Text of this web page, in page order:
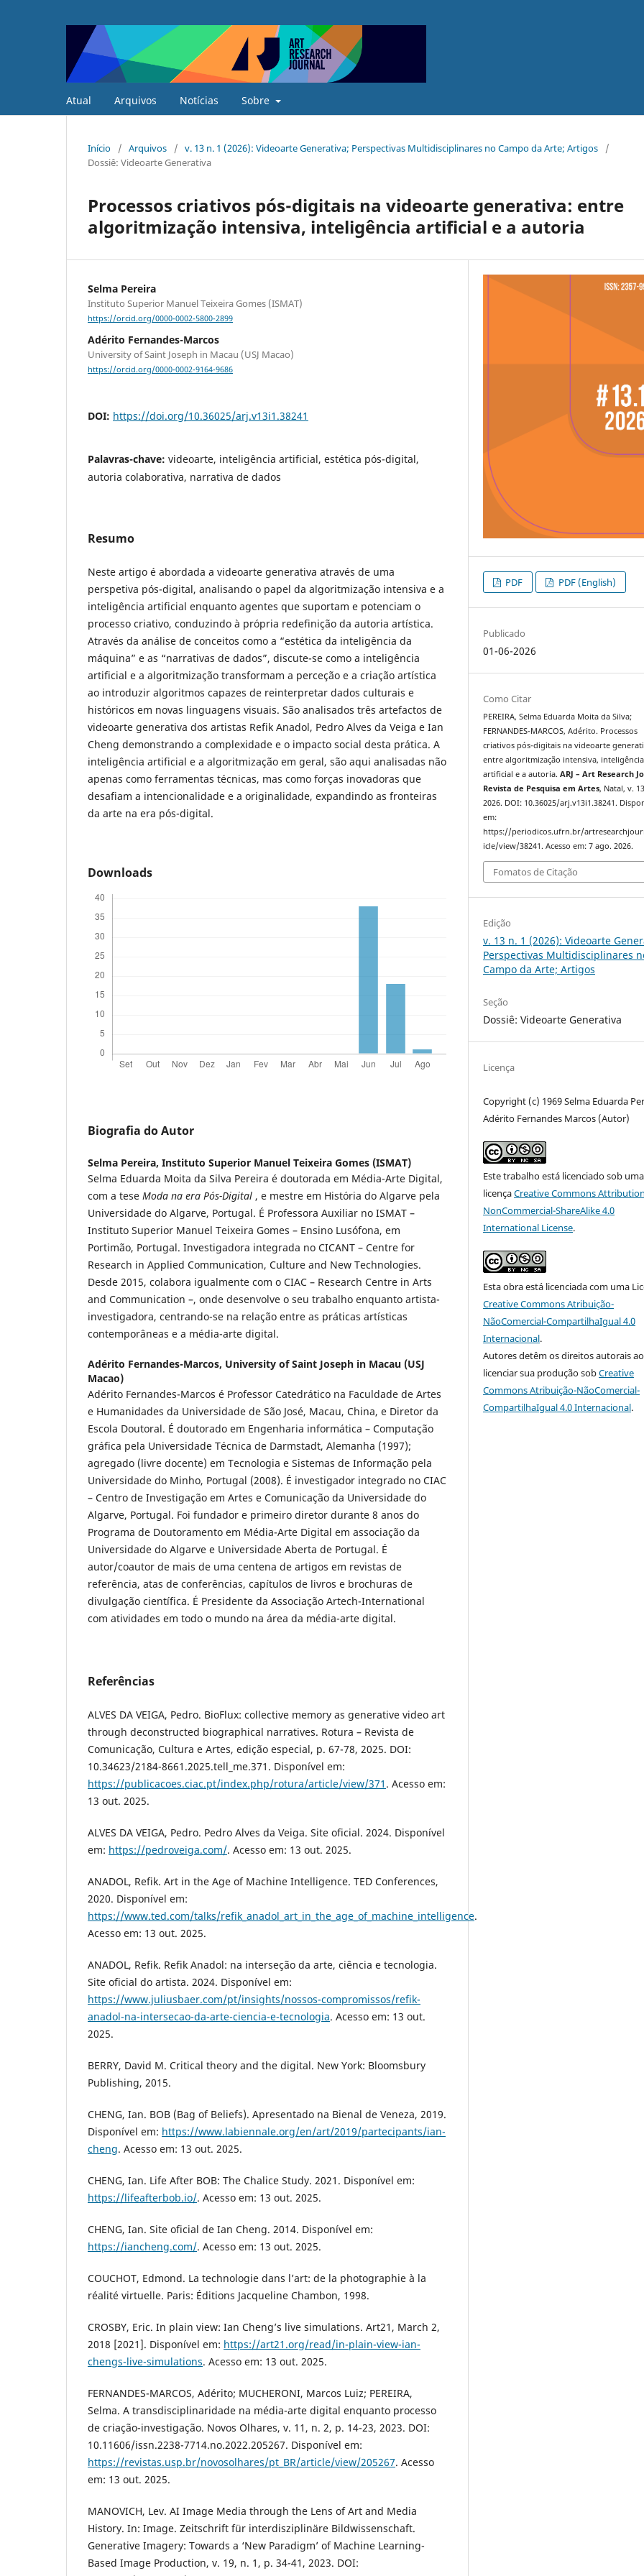
Atual Arquivos Notícias Sobre
Início / Arquivos / v. 13 n. 1 (2026): Videoarte Generativa; Perspectivas Multidisciplinares no Campo da Arte; Artigos
/
Dossiê: Videoarte Generativa
Processos criativos pós-digitais na videoarte generativa: entre
algoritmização intensiva, inteligência artificial e a autoria
Selma Pereira
Instituto Superior Manuel Teixeira Gomes (ISMAT)
https://orcid.org/0000-0002-5800-2899
Adérito Fernandes-Marcos
University of Saint Joseph in Macau (USJ Macao)
https://orcid.org/0000-0002-9164-9686
DOI: https://doi.org/10.36025/arj.v13i1.38241
Palavras-chave: videoarte, inteligência artificial, estética pós-digital,
autoria colaborativa, narrativa de dados
Resumo
Neste artigo é abordada a videoarte generativa através de uma
perspetiva pós-digital, analisando o papel da algoritmização intensiva e a
inteligência artificial enquanto agentes que suportam e potenciam o
processo criativo, conduzindo à própria redefinição da autoria artística.
Através da análise de conceitos como a “estética da inteligência da
máquina” e as “narrativas de dados”, discute-se como a inteligência
artificial e a algoritmização transformam a perceção e a criação artística
ao introduzir algoritmos capazes de reinterpretar dados culturais e
históricos em novas linguagens visuais. São analisados três artefactos de
videoarte generativa dos artistas Refik Anadol, Pedro Alves da Veiga e Ian
Cheng demonstrando a complexidade e o impacto social desta prática. A
inteligência artificial e a algoritmização em geral, são aqui analisadas não
apenas como ferramentas técnicas, mas como forças inovadoras que
desafiam a intencionalidade e a originalidade, expandindo as fronteiras
da arte na era pós-digital.
Downloads
Biografia do Autor
Selma Pereira, Instituto Superior Manuel Teixeira Gomes (ISMAT)
Selma Eduarda Moita da Silva Pereira é doutorada em Média-Arte Digital,
com a tese Moda na era Pós-Digital , e mestre em História do Algarve pela
Universidade do Algarve, Portugal. É Professora Auxiliar no ISMAT –
Instituto Superior Manuel Teixeira Gomes – Ensino Lusófona, em
Portimão, Portugal. Investigadora integrada no CICANT – Centre for
Research in Applied Communication, Culture and New Technologies.
Desde 2015, colabora igualmente com o CIAC – Research Centre in Arts
and Communication –, onde desenvolve o seu trabalho enquanto artista-
investigadora, centrando-se na relação entre as práticas artísticas
contemporâneas e a média-arte digital.
Adérito Fernandes-Marcos, University of Saint Joseph in Macau (USJ
Macao)
Adérito Fernandes-Marcos é Professor Catedrático na Faculdade de Artes
e Humanidades da Universidade de São José, Macau, China, e Diretor da
Escola Doutoral. É doutorado em Engenharia informática – Computação
gráfica pela Universidade Técnica de Darmstadt, Alemanha (1997);
agregado (livre docente) em Tecnologia e Sistemas de Informação pela
Universidade do Minho, Portugal (2008). É investigador integrado no CIAC
– Centro de Investigação em Artes e Comunicação da Universidade do
Algarve, Portugal. Foi fundador e primeiro diretor durante 8 anos do
Programa de Doutoramento em Média-Arte Digital em associação da
Universidade do Algarve e Universidade Aberta de Portugal. É
autor/coautor de mais de uma centena de artigos em revistas de
referência, atas de conferências, capítulos de livros e brochuras de
divulgação científica. É Presidente da Associação Artech-International
com atividades em todo o mundo na área da média-arte digital.
Referências
ALVES DA VEIGA, Pedro. BioFlux: collective memory as generative video art
through deconstructed biographical narratives. Rotura – Revista de
Comunicação, Cultura e Artes, edição especial, p. 67-78, 2025. DOI:
10.34623/2184-8661.2025.tell_me.371. Disponível em:
https://publicacoes.ciac.pt/index.php/rotura/article/view/371 . Acesso em:
13 out. 2025.
ALVES DA VEIGA, Pedro. Pedro Alves da Veiga. Site oficial. 2024. Disponível
em: https://pedroveiga.com/. Acesso em: 13 out. 2025.
ANADOL, Refik. Art in the Age of Machine Intelligence. TED Conferences,
2020. Disponível em:
https://www.ted.com/talks/refik_anadol_art_in_the_age_of_machine_intelligence.
Acesso em: 13 out. 2025.
ANADOL, Refik. Refik Anadol: na interseção da arte, ciência e tecnologia.
Site oficial do artista. 2024. Disponível em:
https://www.juliusbaer.com/pt/insights/nossos-compromissos/refik-
anadol-na-intersecao-da-arte-ciencia-e-tecnologia. Acesso em: 13 out.
2025.
BERRY, David M. Critical theory and the digital. New York: Bloomsbury
Publishing, 2015.
CHENG, Ian. BOB (Bag of Beliefs). Apresentado na Bienal de Veneza, 2019.
Disponível em: https://www.labiennale.org/en/art/2019/partecipants/ian-
cheng. Acesso em: 13 out. 2025.
CHENG, Ian. Life After BOB: The Chalice Study. 2021. Disponível em:
https://lifeafterbob.io/. Acesso em: 13 out. 2025.
CHENG, Ian. Site oficial de Ian Cheng. 2014. Disponível em:
https://iancheng.com/. Acesso em: 13 out. 2025.
COUCHOT, Edmond. La technologie dans l’art: de la photographie à la
réalité virtuelle. Paris: Éditions Jacqueline Chambon, 1998.
CROSBY, Eric. In plain view: Ian Cheng’s live simulations. Art21, March 2,
2018 [2021]. Disponível em: https://art21.org/read/in-plain-view-ian-
chengs-live-simulations. Acesso em: 13 out. 2025.
FERNANDES-MARCOS, Adérito; MUCHERONI, Marcos Luiz; PEREIRA,
Selma. A transdisciplinaridade na média-arte digital enquanto processo
de criação-investigação. Novos Olhares, v. 11, n. 2, p. 14-23, 2023. DOI:
10.11606/issn.2238-7714.no.2022.205267. Disponível em:
https://revistas.usp.br/novosolhares/pt_BR/article/view/205267. Acesso
em: 13 out. 2025.
MANOVICH, Lev. AI Image Media through the Lens of Art and Media
History. In: Image. Zeitschrift für interdisziplinäre Bildwissenschaft.
Generative Imagery: Towards a ‘New Paradigm’ of Machine Learning-
Based Image Production, v. 19, n. 1, p. 34-41, 2023. DOI:
PDF PDF (English)
Publicado
01-06-2026
Como Citar
PEREIRA, Selma Eduarda Moita da Silva;
FERNANDES-MARCOS, Adérito. Processos
criativos pós-digitais na videoarte
entre algoritmização intensiva, inteligência
artificial e a autoria.ARJ – Art Research
Revista de Pesquisa em Artes, Natal, v.
2026. DOI: 10.36025/arj.v13i1.38241.
em:
https://periodicos.ufrn.br/
icle/view/38241. Acesso em: 7 ago. 2026.
Fomatos de Citação
Edição
v. 13 n. 1 (2026): Videoarte
Perspectivas Multidisciplinares
Campo da Arte; Artigos
Seção
Dossiê: Videoarte Generativa
Licença
Copyright (c) 1969 Selma Eduarda
Adérito Fernandes Marcos (Autor)
Este trabalho está licenciado sob uma
licençaCreative Commons
NonCommercial-ShareAlike 4.0
International License.
Esta obra está licenciada com uma
Creative Commons Atribuição-
NãoComercial-CompartilhaIgual 4.0
Internacional.
Autores detêm os direitos autorais ao
licenciar sua produção sobCreative
Commons Atribuição-NãoComercial-
CompartilhaIgual 4.0 Internacional.